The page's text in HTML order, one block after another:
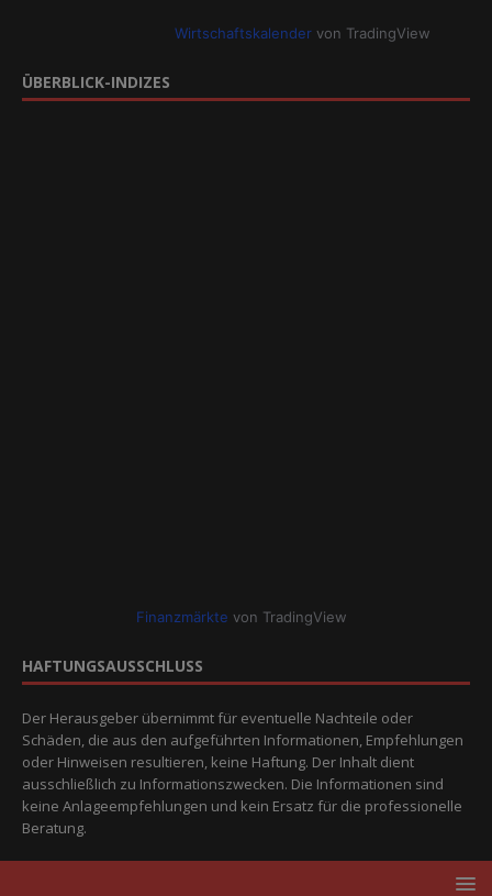
Wirtschaftskalendervon TradingView
ÜBERBLICK-INDIZES
Finanzmärkte von TradingView
HAFTUNGSAUSSCHLUSS
Der Herausgeber übernimmt für eventuelle Nachteile oder
Schäden, die aus den aufgeführten Informationen, Empfehlungen
oder Hinweisen resultieren, keine Haftung. Der Inhalt dient
ausschließlich zu Informationszwecken. Die Informationen sind
keine Anlageempfehlungen und kein Ersatz für die professionelle
Beratung.